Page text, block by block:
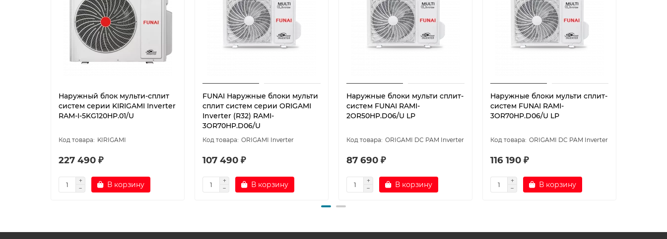
Наружный блок мульти-сплит
систем серии KIRIGAMI Inverter
RAM-I-5KG120HP.01/U
KIRIGAMI
227 490 ₽
В корзину
FUNAI Наружные блоки мульти
сплит систем серии ORIGAMI
Inverter (R32) RAMI-
3OR70HP.D06/U
ORIGAMI Inverter
107 490 ₽
В корзину
Наружные блоки мульти сплит-
систем FUNAI RAMI-
2OR50HP.D06/U LP
ORIGAMI DC PAM Inverter
87 690 ₽
В корзину
Наружные блоки мульти сплит-
систем FUNAI RAMI-
3OR70HP.D06/U LP
ORIGAMI DC PAM Inverter
116 190 ₽
В корзину